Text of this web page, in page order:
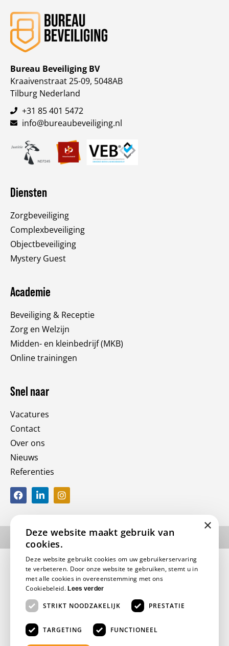
Bureau Beveiliging BV
Kraaivenstraat 25-09, 5048AB
Tilburg Nederland
+31 85 401 5472
info@bureaubeveiliging.nl
Diensten
Zorgbeveiliging
Complexbeveiliging
Objectbeveiliging
Mystery Guest
Academie
Beveiliging & Receptie
Zorg en Welzijn
Midden- en kleinbedrijf (MKB)
Online trainingen
Snel naar
Vacatures
Contact
Over ons
Nieuws
Referenties
Algemene voorwaardenPrivacy beleidDisclaimer
×
Deze website maakt gebruik van
cookies.
Deze website gebruikt cookies om uw gebruikerservaring
te verbeteren. Door onze website te gebruiken, stemt u in
met alle cookies in overeenstemming met ons
Cookiebeleid.Lees verder
STRIKT NOODZAKELIJK PRESTATIE
TARGETING FUNCTIONEEL